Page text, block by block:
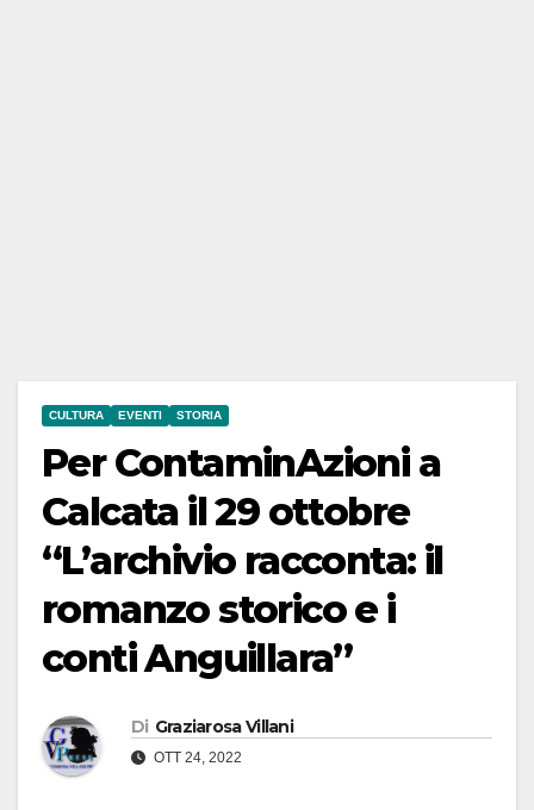
CULTURA EVENTI STORIA
Per ContaminAzioni a
Calcata il 29 ottobre
“L’archivio racconta: il
romanzo storico e i
conti Anguillara”
Di Graziarosa Villani
OTT 24, 2022